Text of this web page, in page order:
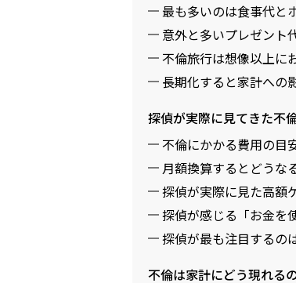
最も多いのは食事代と
意外と多いプレゼント
不倫旅行は想像以上に
長期化すると家計への
探偵が実際に見てきた不
不倫にかかる費用の目
月額換算するとどうな
探偵が実際に見た高額
探偵が感じる「お金を
探偵が最も注目するの
不倫は家計にどう現れる